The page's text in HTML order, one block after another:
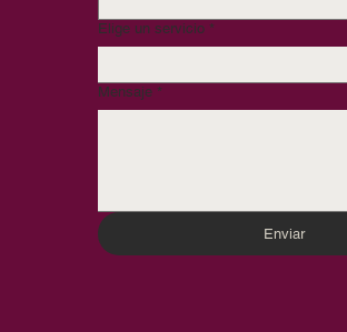
Elige un servicio *
Mensaje *
Enviar